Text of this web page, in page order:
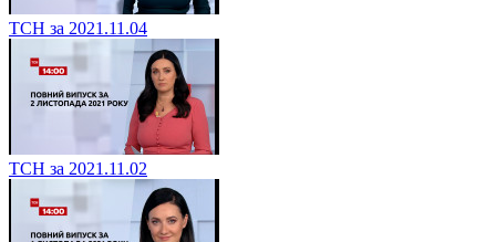
ТСН за 2021.11.04
ТСН за 2021.11.02